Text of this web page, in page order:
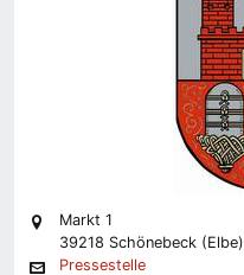
Markt 1
39218 Schönebeck (Elbe)
Pressestelle